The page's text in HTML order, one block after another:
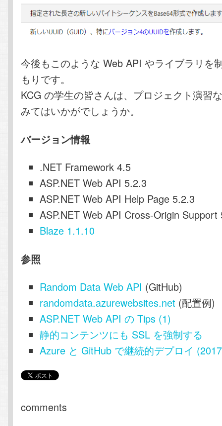
今後もこのような Web API やライブラリを
もりです。
KCG の学生の皆さんは、プロジェクト演習
みてはいかがでしょうか。
バージョン情報
.NET Framework 4.5
ASP.NET Web API 5.2.3
ASP.NET Web API Help Page 5.2.3
ASP.NET Web API Cross-Origin Support
Blaze 1.1.10
参照
Random Data Web API (GitHub)
randomdata.azurewebsites.net (配置例)
ASP.NET Web API の Tips (1)
静的コンテンツにも SSL を強制する
Azure と GitHub で継続的デプロイ
comments